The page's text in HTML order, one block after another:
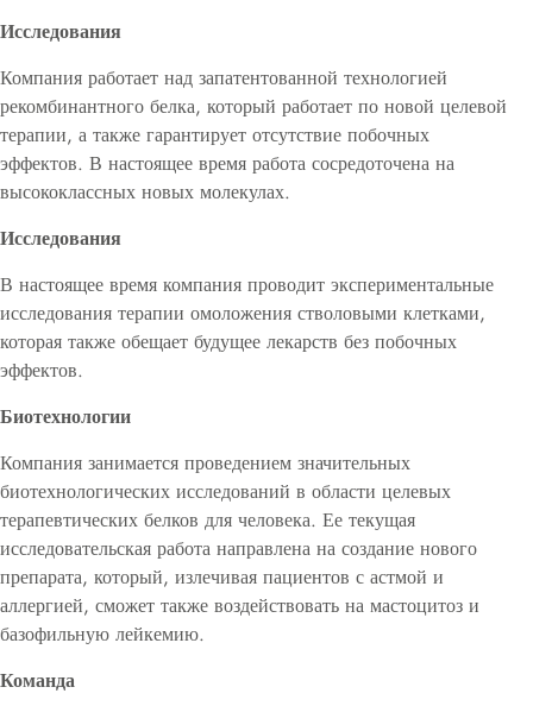
Исследования
Компания работает над запатентованной технологией
рекомбинантного белка, который работает по новой целевой
терапии, а также гарантирует отсутствие побочных
эффектов. В настоящее время работа сосредоточена на
высококлассных новых молекулах.
Исследования
В настоящее время компания проводит экспериментальные
исследования терапии омоложения стволовыми клетками,
которая также обещает будущее лекарств без побочных
эффектов.
Биотехнологии
Компания занимается проведением значительных
биотехнологических исследований в области целевых
терапевтических белков для человека. Ее текущая
исследовательская работа направлена на создание нового
препарата, который, излечивая пациентов с астмой и
аллергией, сможет также воздействовать на мастоцитоз и
базофильную лейкемию.
Команда